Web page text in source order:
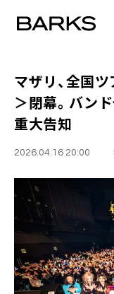
マザリ、全国
＞閉幕。バン
重大告知
2026.04.16 20:00